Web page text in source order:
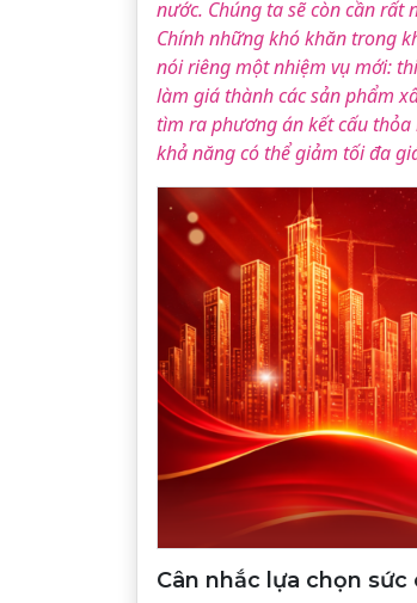
nước. Chúng ta sẽ còn cần rất
Chính những khó khăn trong
nói riêng một nhiệm vụ mới:
làm giá thành các sản phẩm
tìm ra phương án kết cấu
khả năng có thể giảm tối đa
Cân nhắc lựa chọn sức